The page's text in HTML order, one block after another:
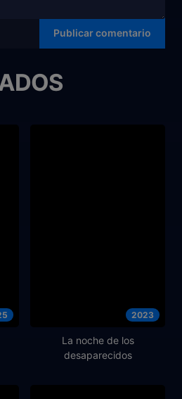
2023
La noche de los
desaparecidos